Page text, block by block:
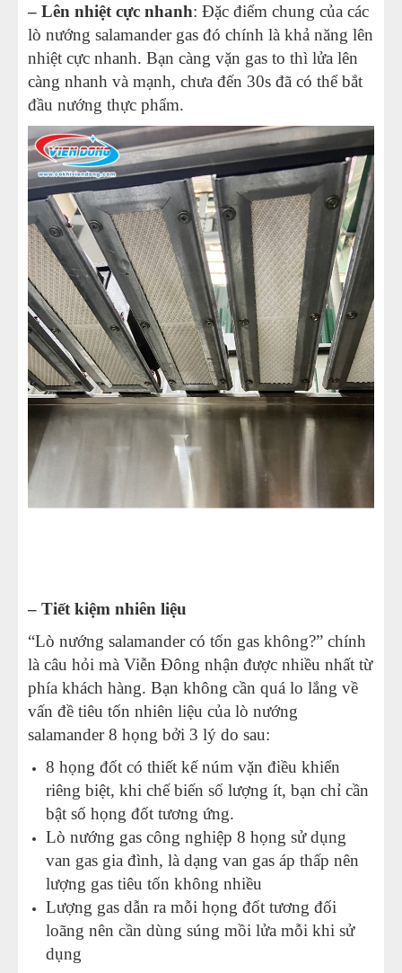
– Lên nhiệt cực nhanh: Đặc điểm chung của các
lò nướng salamander gas đó chính là khả năng lên
nhiệt cực nhanh. Bạn càng vặn gas to thì lửa lên
càng nhanh và mạnh, chưa đến 30s đã có thể bắt
đầu nướng thực phẩm.
– Tiết kiệm nhiên liệu
“Lò nướng salamander có tốn gas không?” chính
là câu hỏi mà Viễn Đông nhận được nhiều nhất từ
phía khách hàng. Bạn không cần quá lo lắng về
vấn đề tiêu tốn nhiên liệu của lò nướng
salamander 8 họng bởi 3 lý do sau:
8 họng đốt có thiết kế núm vặn điều khiển
riêng biệt, khi chế biến số lượng ít, bạn chỉ cần
bật số họng đốt tương ứng.
Lò nướng gas công nghiệp 8 họng sử dụng
van gas gia đình, là dạng van gas áp thấp nên
lượng gas tiêu tốn không nhiều
Lượng gas dẫn ra mỗi họng đốt tương đối
loãng nên cần dùng súng mồi lửa mỗi khi sử
dụng